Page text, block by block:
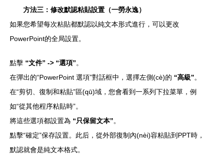
方法三：修改默認粘貼設置（一勞永逸）
如果您希望每次粘貼都默認以純文本形式進行，可以更改
PowerPoint的全局設置。
點擊 “文件” -> “選項”。
在彈出的“PowerPoint 選項”對話框中，選擇左側(cè)的 “高級”。
在“剪切、復制和粘貼”區(qū)域，您會看到一系列下拉菜單，例
如“從其他程序粘貼時”。
將這些選項都設置為 “只保留文本”。
點擊“確定”保存設置。此后，從外部復制內(nèi)容粘貼到PPT時，
默認就會是純文本格式。